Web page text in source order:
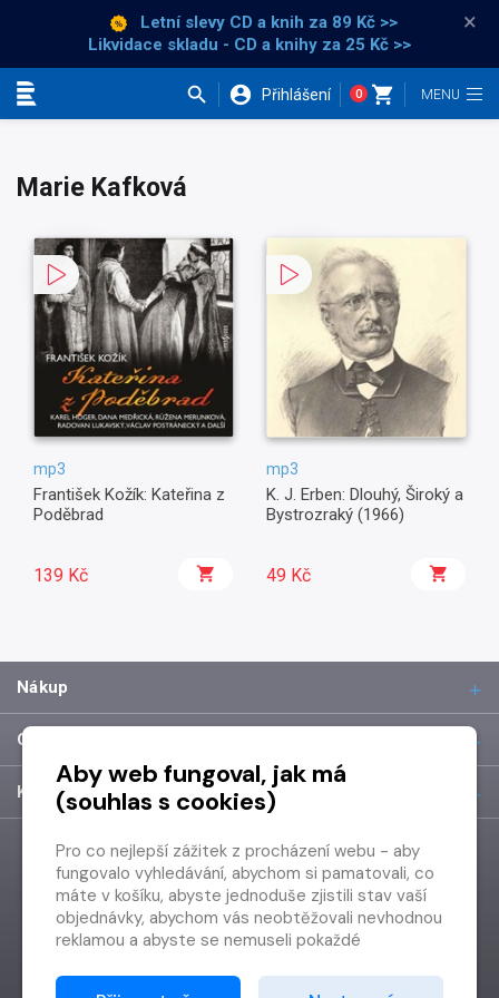
Letní slevy CD a knih za 89 Kč >>
Likvidace skladu - CD a knihy za 25 Kč >>
×
Přihlášení 0
Marie Kafková
mp3
František Kožík: Kateřina z
Poděbrad
139 Kč
mp3
K. J. Erben: Dlouhý, Široký a
Bystrozraký (1966)
49 Kč
Nákup
O společnosti
Kontakt
Aby web fungoval, jak má
(souhlas s cookies)
Pro co nejlepší zážitek z procházení webu - aby
fungovalo vyhledávání, abychom si pamatovali, co
máte v košíku, abyste jednoduše zjistili stav vaší
objednávky, abychom vás neobtěžovali nevhodnou
reklamou a abyste se nemuseli pokaždé